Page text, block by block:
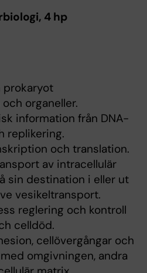
4 hp
prokaryot
organeller.
information från DNA-
replikering.
och translation.
av intracellulär
sin destination i eller ut
vesikeltransport.
reglering och kontroll
celldöd.
cellövergångar och
omgivningen, andra